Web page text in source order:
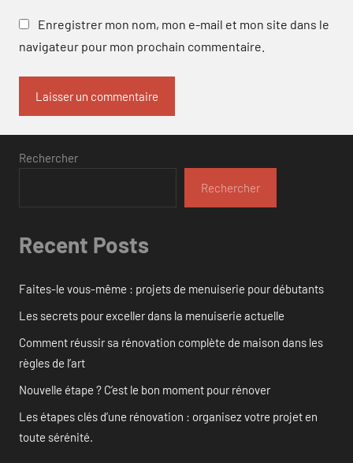
Enregistrer mon nom, mon e-mail et mon site dans le
navigateur pour mon prochain commentaire.
Rechercher
Rechercher
Recent Posts
Faites-le vous-même : projets de menuiserie pour débutants
Les secrets pour exceller dans la menuiserie actuelle
Comment réussir sa rénovation complète de maison dans les
règles de l’art
Nouvelle étape ? C’est le bon moment pour rénover
Les étapes clés d’une rénovation : organisez votre projet en
toute sérénité.